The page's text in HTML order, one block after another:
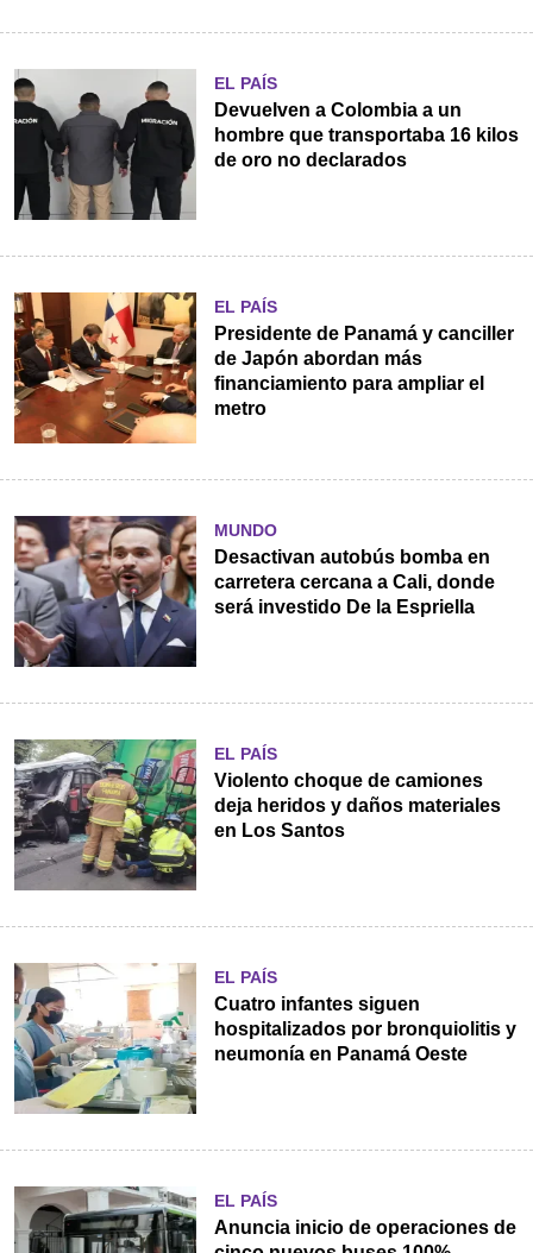
EL PAÍS
Devuelven a Colombia a un
hombre que transportaba 16 kilos
de oro no declarados
EL PAÍS
Presidente de Panamá y canciller
de Japón abordan más
financiamiento para ampliar el
metro
MUNDO
Desactivan autobús bomba en
carretera cercana a Cali, donde
será investido De la Espriella
EL PAÍS
Violento choque de camiones
deja heridos y daños materiales
en Los Santos
EL PAÍS
Cuatro infantes siguen
hospitalizados por bronquiolitis y
neumonía en Panamá Oeste
EL PAÍS
Anuncia inicio de operaciones de